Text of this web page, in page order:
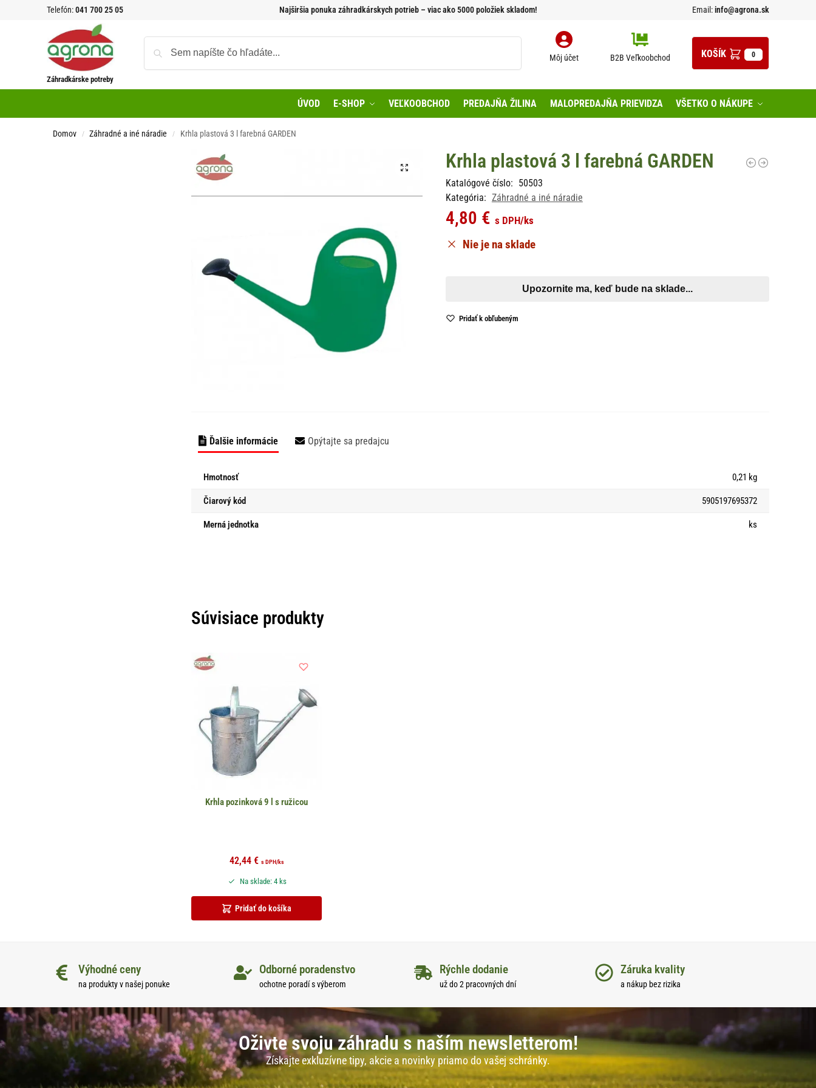
Telefón:041 700 25 05 Najširšia ponuka záhradkárskych potrieb – viac ako 5000 položiek skladom! Email:info@agrona.sk
Záhradkárske potreby
Môj účet B2B Veľkoobchod 0
ÚVOD E-SHOP VEĽKOOBCHOD PREDAJŇA ŽILINA MALOPREDAJŇA PRIEVIDZA VŠETKO O NÁKUPE
Domov / Záhradné a iné náradie / Krhla plastová 3 l farebná GARDEN
Krhla plastová 3 l farebná GARDEN
Katalógové číslo: 50503
Kategória: Záhradné a iné náradie
4,80 € s DPH/ks
Nie je na sklade
Pridať k obľubeným
Ďalšie informácie Opýtajte sa predajcu
Hmotnosť 0,21 kg
Čiarový kód 5905197695372
Merná jednotka ks
Súvisiace produkty
Krhla pozinková 9 l s ružicou
42,44 € s DPH/ks
Pridať do košíka
Na sklade: 4 ks
Výhodné ceny
na produkty v našej ponuke
Odborné poradenstvo
ochotne poradí s výberom
Rýchle dodanie
už do 2 pracovných dní
Záruka kvality
a nákup bez rizika
Oživte svoju záhradu s naším newsletterom!
Získajte exkluzívne tipy, akcie a novinky priamo do vašej schránky.